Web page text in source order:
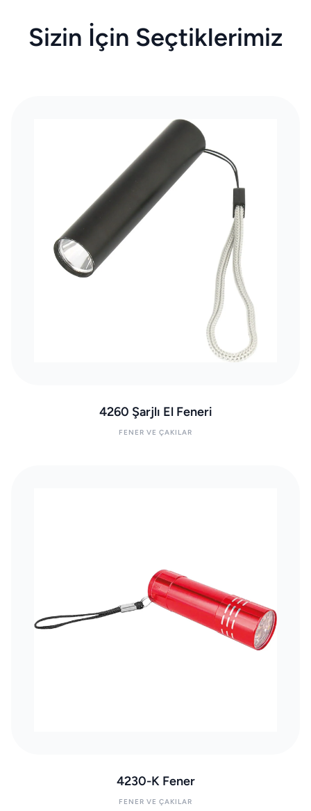
Sizin İçin Seçtiklerimiz
4260 Şarjlı El Feneri
FENER VE ÇAKILAR
4230-K Fener
FENER VE ÇAKILAR